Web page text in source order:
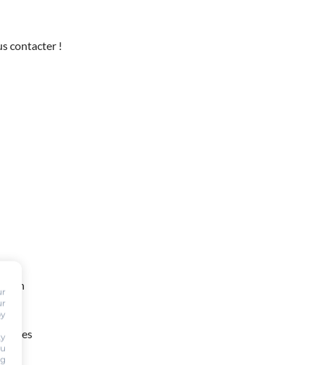
contacter !
en